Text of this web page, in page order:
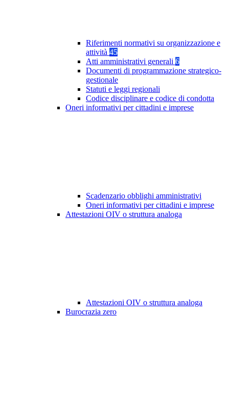
Riferimenti normativi su organizzazione e
attività 45
Atti amministrativi generali 6
Documenti di programmazione strategico-
gestionale
Statuti e leggi regionali
Codice disciplinare e codice di condotta
Oneri informativi per cittadini e imprese
Scadenzario obblighi amministrativi
Oneri informativi per cittadini e imprese
Attestazioni OIV o struttura analoga
Attestazioni OIV o struttura analoga
Burocrazia zero